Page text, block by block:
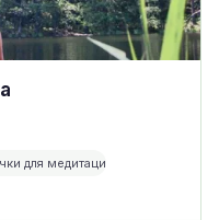
для медитации